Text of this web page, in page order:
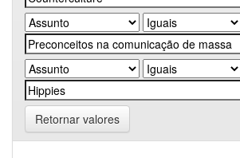
Retornar valores